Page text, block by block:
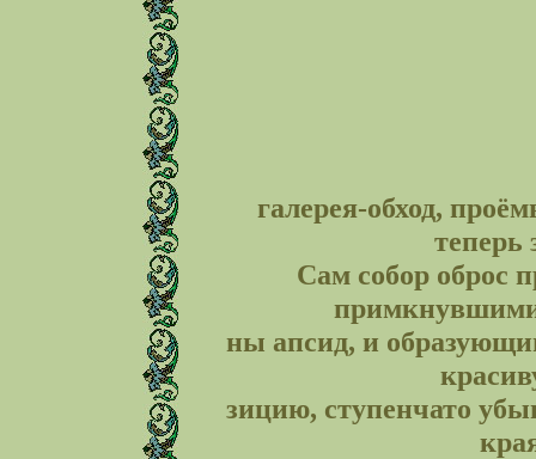
галерея-обход,
теперь
Сам собор оброс
примкнувшими
ны апсид, и
зицию, ступенчато